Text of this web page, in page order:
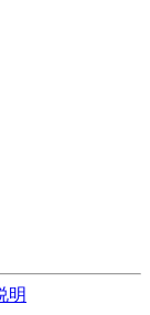
明